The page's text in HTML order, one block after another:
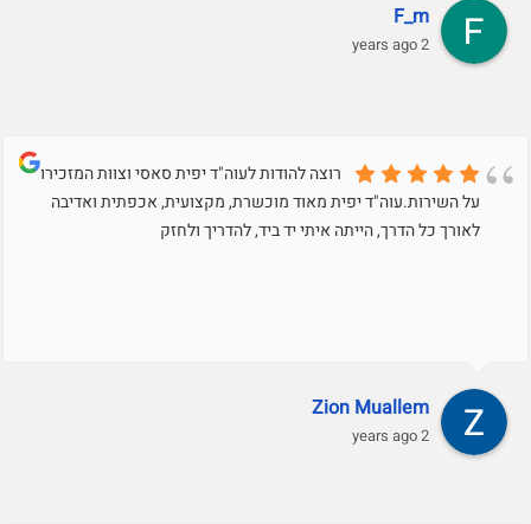
F_m
2 years ago
רוצה להודות לעוה"ד יפית סאסי וצוות המזכירות
על השירות.עוה"ד יפית מאוד מוכשרת, מקצועית, אכפתית ואדיבה
לאורך כל הדרך, הייתה איתי יד ביד, להדריך ולחזק
Zion Muallem
2 years ago